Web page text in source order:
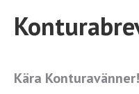
Kära Konturavänner!